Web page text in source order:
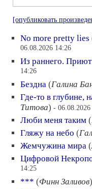
[опубликовать
No more pretty lies
06.08.2026 14:26
Из раннего. Приют
14:26
Бездна (Галина
Где-то в глубине,
Титова) -
Люби меня таким (
Гляжу на небо (
Жемчужина мира (
Цифровой
14:25
*** (Финн Заливов)